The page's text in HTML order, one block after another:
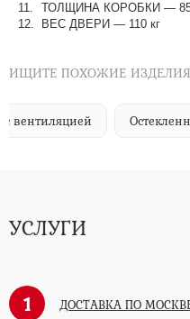
ТОЛЩИНА КОРОБКИ —
ВЕС ДВЕРИ — 110 кг
ИЩИТЕ ПОХОЖИЕ ИЗДЕЛИЯ
вентиляцией
УСЛУГИ
1 ДОСТАВКА ПО